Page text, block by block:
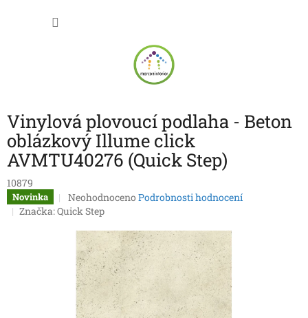
Vinylová plovoucí podlaha - Beton
oblázkový Illume click
AVMTU40276 (Quick Step)
10879
Novinka
Průměrné
hodnocení
0,0
hvězdiček.
Neohodnoceno Podrobnosti hodnocení
Značka:Quick Step